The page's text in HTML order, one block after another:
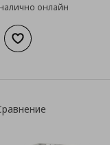
онлайн
στο καλάθι
Добави към